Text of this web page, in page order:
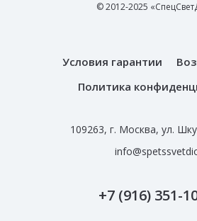
© 2012-2025
Условия гарантии
Политика
109263, г. Москва, ул.
+7 (916) 351-